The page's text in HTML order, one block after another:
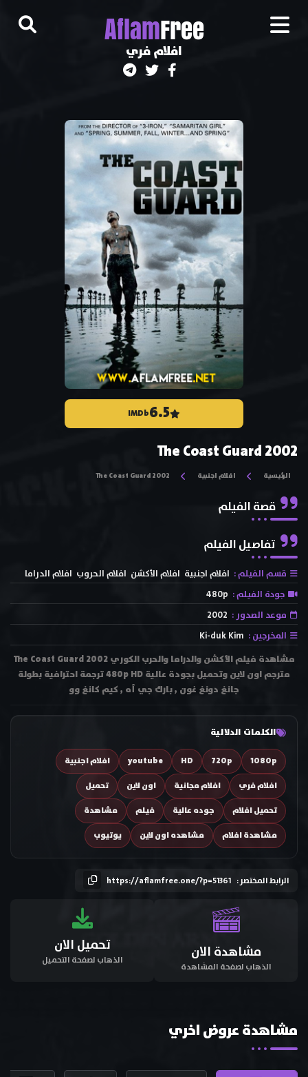
AflamFree
افلام فري
6.5
IMDb
The Coast Guard 2002
الرئيسية افلام اجنبية The Coast Guard 2002
قصة الفيلم
تفاصيل الفيلم
قسم الفيلم : افلام اجنبية افلام الأكشن افلام الحروب افلام الدراما
جودة الفيلم : 480p
موعد الصدور : 2002
المخرجين : Ki-duk Kim
مشاهدة فيلم الأكشن والدراما والحرب الكوري The Coast Guard 2002
مترجم اون لاين وتحميل بجودة عالية 480p HD ترجمة احترافية بطولة
جانغ دونغ غون , بارك جي أه , كيم كانغ وو
الكلمات الدلالية
1080p
720p
HD
youtube
افلام اجنبية
افلام فري
افلام مجانية اون لاين
تحميل
تحميل افلام
جوده عالية فيلم
مشاهدة
مشاهدة افلام
مشاهده اون لاين يوتيوب
الرابط المختصر : https://aflamfree.one/?p=51361
مشاهدة الان
الذهاب لصفحة المشاهدة
تحميل الان
الذهاب لصفحة التحميل
مشاهدة عروض اخري